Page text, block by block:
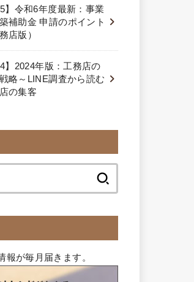
】令和6年度最新：事業
補助金 申請のポイント
店版）
】2024年版：工務店の
略～LINE調査から読む
の集客
報が毎月届きます。